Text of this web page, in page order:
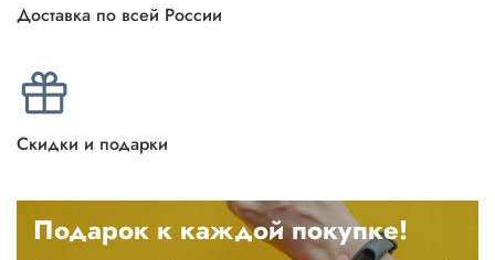
Доставка по всей России
Скидки и подарки
Подарок к каждой покупке!